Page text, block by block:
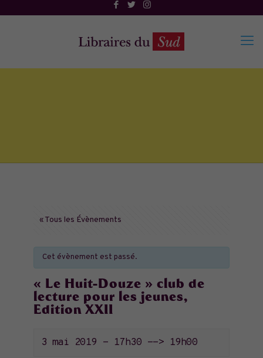
« Tous les Évènements
Cet évènement est passé.
« Le Huit-Douze » club de
lecture pour les jeunes,
Edition XXII
3 mai 2019 - 17h30 --> 19h00